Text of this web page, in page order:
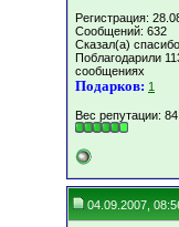
Регистрация:
Сообщений: 632
Сказал(а)
Поблагодарили
сообщениях
Подарков: 1
Вес репутации: 84
04.09.2007,